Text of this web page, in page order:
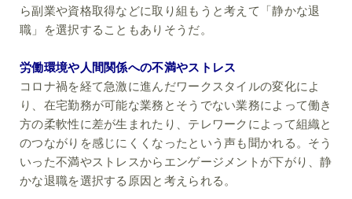
ら副業や資格取得などに取り組もうと考えて「静かな退
職」を選択することもありそうだ。
労働環境や人間関係への不満やストレス
コロナ禍を経て急激に進んだワークスタイルの変化によ
り、在宅勤務が可能な業務とそうでない業務によって働き
方の柔軟性に差が生まれたり、テレワークによって組織と
のつながりを感じにくくなったという声も聞かれる。そう
いった不満やストレスからエンゲージメントが下がり、静
かな退職を選択する原因と考えられる。